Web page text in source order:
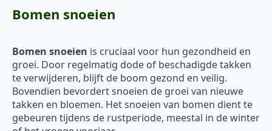
Bomen snoeien
Bomen snoeien is cruciaal voor hun gezondheid en
groei. Door regelmatig dode of beschadigde takken
te verwijderen, blijft de boom gezond en veilig.
Bovendien bevordert snoeien de groei van nieuwe
takken en bloemen. Het snoeien van bomen dient te
gebeuren tijdens de rustperiode, meestal in de winter